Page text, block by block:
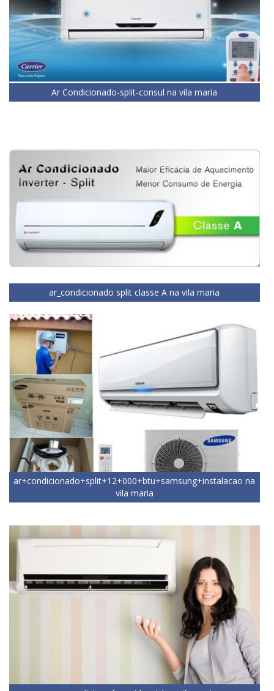
Ar Condicionado-split-consul na vila maria
ar_condicionado split classe A na vila maria
ar+condicionado+split+12+000+btu+samsung+instalacao na
vila maria